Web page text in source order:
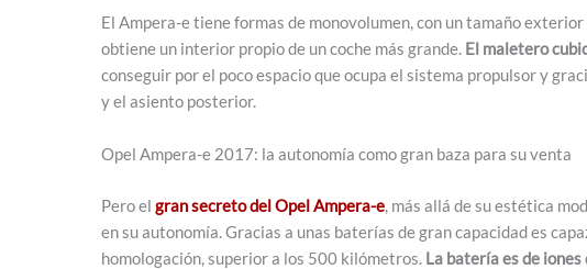
El Ampera-e tiene formas de monovolumen, con un tamaño
obtiene un interior propio de un coche más grande. El maletero
conseguir por el poco espacio que ocupa el sistema propulsor y
y el asiento posterior.
Opel Ampera-e 2017: la autonomía como gran baza para su venta
Pero el gran secreto del Opel Ampera-e, más allá de su estética
en su autonomía. Gracias a unas baterías de gran capacidad es
homologación, superior a los 500 kilómetros. La batería es de